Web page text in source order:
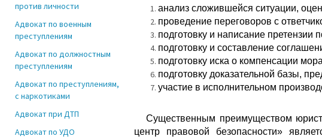
против личности
Адвокат по военным
преступлениям
Адвокат по должностным
преступлениям
Адвокат по преступлениям,
с наркотиками
Адвокат при ДТП
Адвокат по УДО
анализ сложившейся ситуации,
проведение переговоров с
подготовку и написание претензии
подготовку и составление
подготовку иска о компенсации
подготовку доказательной базы,
участие в исполнительном
Существенным преимуществом
центр правовой безопасности»